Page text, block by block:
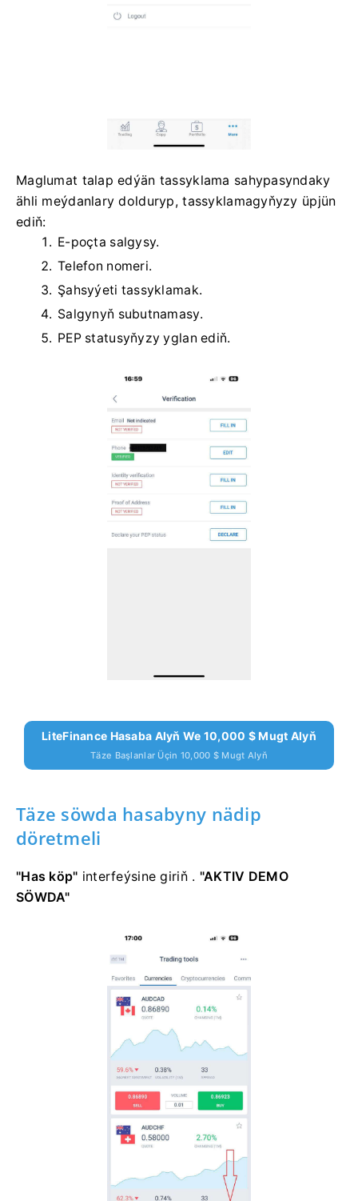
Maglumat talap edýän tassyklama sahypasyndaky
ähli meýdanlary dolduryp, tassyklamagyňyzy üpjün
ediň:
E-poçta salgysy.
Telefon nomeri.
Şahsyýeti tassyklamak.
Salgynyň subutnamasy.
PEP statusyňyzy yglan ediň.
LiteFinance Hasaba Alyň We 10,000 $ Mugt Alyň
Täze Başlanlar Üçin 10,000 $ Mugt Alyň
Täze söwda hasabyny nädip
döretmeli
"Has köp" interfeýsine giriň . "AKTIV DEMO
SÖWDA"